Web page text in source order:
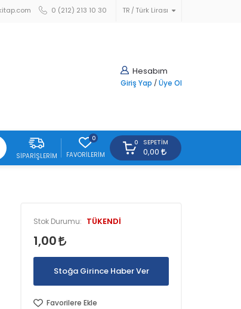
TR Türk Lirası
0 (212) 213 10 30
Hesabım
Giriş Yap / Üye Ol
SIPARIŞLERIM
0
FAVORILERIM
0 SEPETIM
0,00
Stok Durumu: TÜKENDİ
1,00
Stoğa Girince Haber Ver
Favorilere Ekle